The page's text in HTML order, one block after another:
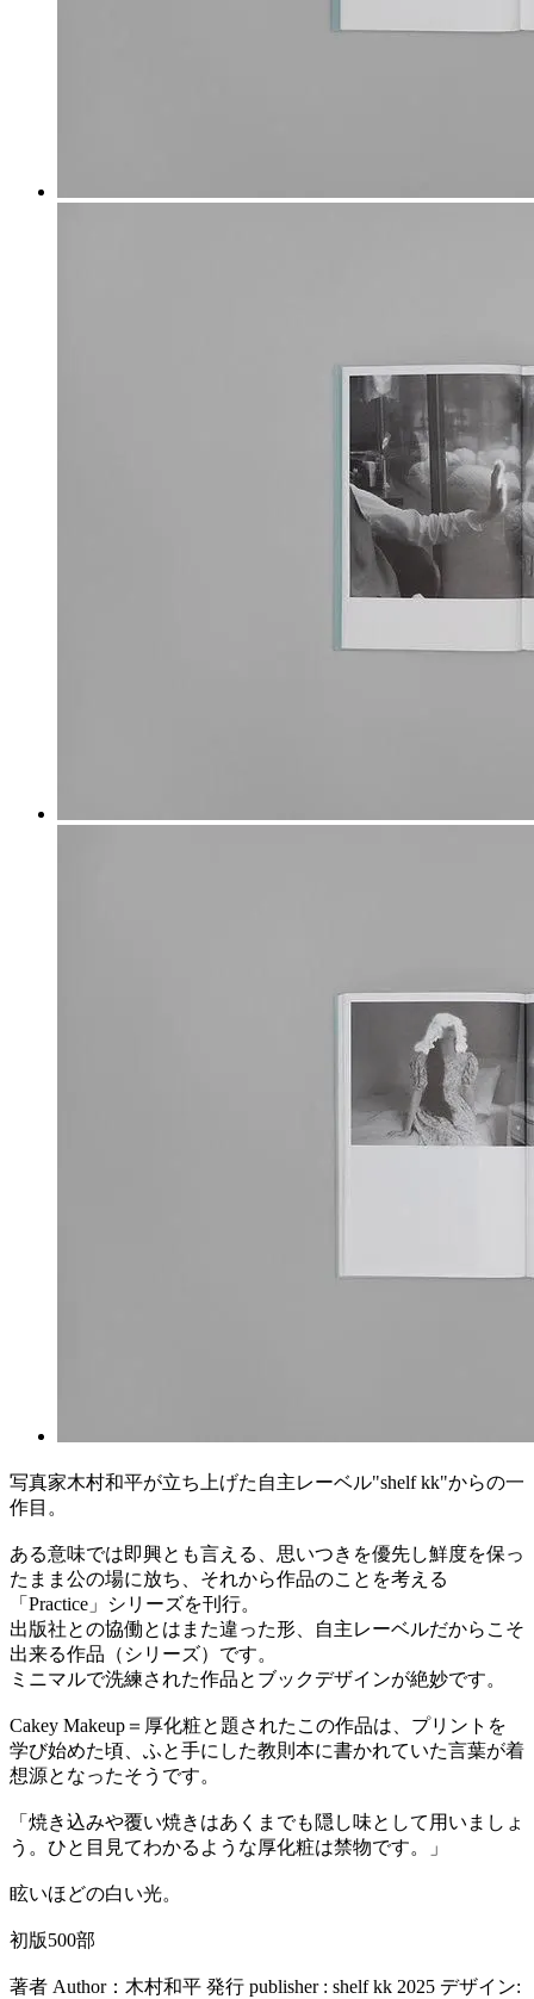
写真家木村和平が立ち上げた自主レーベル"shelf kk"からの一
作目。
ある意味では即興とも言える、思いつきを優先し鮮度を保っ
たまま公の場に放ち、それから作品のことを考える
「Practice」シリーズを刊行。
出版社との協働とはまた違った形、自主レーベルだからこそ
出来る作品（シリーズ）です。
ミニマルで洗練された作品とブックデザインが絶妙です。
Cakey Makeup＝厚化粧と題されたこの作品は、プリントを
学び始めた頃、ふと手にした教則本に書かれていた言葉が着
想源となったそうです。
「焼き込みや覆い焼きはあくまでも隠し味として用いましょ
う。ひと目見てわかるような厚化粧は禁物です。」
眩いほどの白い光。
初版500部
著者 Author：木村和平 発行 publisher : shelf kk 2025 デザイン: